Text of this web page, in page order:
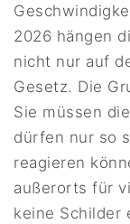
2026 hängen
nicht nur auf
Gesetz. Die
Sie müssen
dürfen nur so
reagieren
außerorts für
keine Schilder